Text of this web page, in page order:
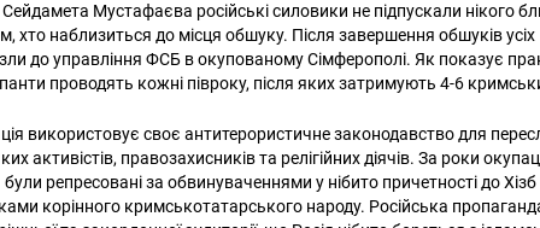
Мустафаєва російські силовики не підпускали нікого
хто наблизиться до місця обшуку. Після завершення обшуків усіх
до управління ФСБ в окупованому Сімферополі. Як показує
проводять кожні півроку, після яких затримують 4-6
використовує своє антитерористичне законодавство для
активістів, правозахисників та релігійних діячів. За роки
репресовані за обвинуваченнями у нібито причетності до Хізб
корінного кримськотатарського народу. Російська